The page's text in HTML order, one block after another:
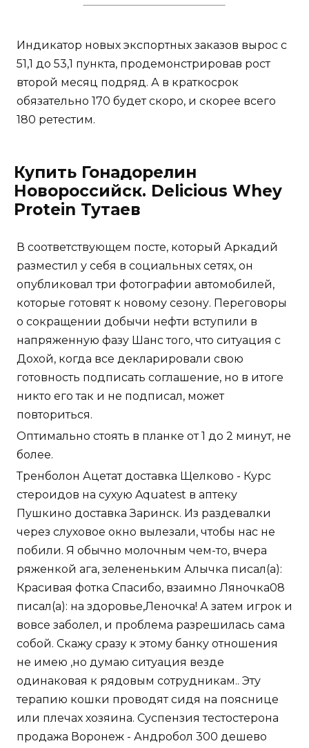
Индикатор новых экспортных заказов вырос с
51,1 до 53,1 пункта, продемонстрировав рост
второй месяц подряд. А в краткосрок
обязательно 170 будет скоро, и скорее всего
180 ретестим.
Купить Гонадорелин
Новороссийск. Delicious Whey
Protein Тутаев
В соответствующем посте, который Аркадий
разместил у себя в социальных сетях, он
опубликовал три фотографии автомобилей,
которые готовят к новому сезону. Переговоры
о сокращении добычи нефти вступили в
напряженную фазу Шанс того, что ситуация с
Дохой, когда все декларировали свою
готовность подписать соглашение, но в итоге
никто его так и не подписал, может
повториться.
Оптимально стоять в планке от 1 до 2 минут, не
более.
Тренболон Ацетат доставка Щелково - Курс
стероидов на сухую Aquatest в аптеку
Пушкино доставка Заринск. Из раздевалки
через слуховое окно вылезали, чтобы нас не
побили. Я обычно молочным чем-то, вчера
ряженкой ага, зелененьким Алычка писал(а):
Красивая фотка Спасибо, взаимно Ляночка08
писал(а): на здоровье,Леночка! А затем игрок и
вовсе заболел, и проблема разрешилась сама
собой. Скажу сразу к этому банку отношения
не имею ,но думаю ситуация везде
одинаковая к рядовым сотрудникам.. Эту
терапию кошки проводят сидя на пояснице
или плечах хозяина. Суспензия тестостерона
продажа Воронеж - Андробол 300 дешево